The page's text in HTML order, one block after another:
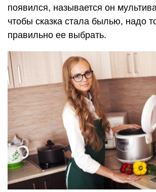
появился, называется он
чтобы сказка стала былью, надо
правильно ее выбрать.